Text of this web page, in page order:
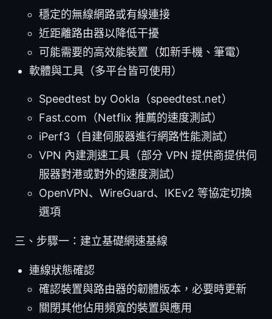
穩定的無線網路或有線連接
近距離路由器以降低干擾
可能需要的高效能裝置（如新手機、筆電）
軟體與工具（多平台皆可使用）
Speedtest by Ookla（speedtest.net）
Fast.com（Netflix 推薦的速度測試）
iPerf3（自建伺服器進行網路性能測試）
VPN 內建測速工具（部分 VPN 提供商提供伺
服器對港或對外的速度測試）
OpenVPN、WireGuard、IKEv2 等協定切換
選項
三、步驟一：建立基礎網速基線
連線狀態確認
確認裝置與路由器的韌體版本，必要時更新
關閉其他佔用頻寬的裝置與應用